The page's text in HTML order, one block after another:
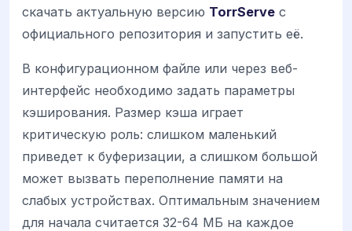
скачать актуальную версию TorrServe с
официального репозитория и запустить её.
В конфигурационном файле или через веб-
интерфейс необходимо задать параметры
кэширования. Размер кэша играет
критическую роль: слишком маленький
приведет к буферизации, а слишком большой
может вызвать переполнение памяти на
слабых устройствах. Оптимальным значением
для начала считается 32-64 МБ на каждое